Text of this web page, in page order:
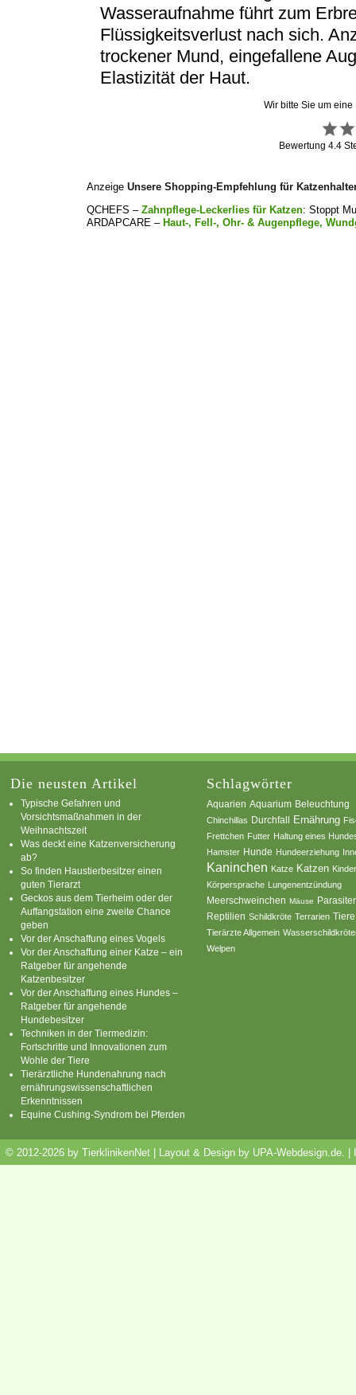
Wasseraufnahme führt zum
Flüssigkeitsverlust nach sich.
trockener Mund, eingefallene
Elastizität der Haut.
Wir bitte Sie um
Bewertung4.4
AnzeigeUnsere Shopping-Empfehlung für
QCHEFS –Zahnpflege-Leckerlies für Katzen: Stoppt
ARDAPCARE –Haut-, Fell-, Ohr- & Augenpflege,
Die neusten Artikel
Typische Gefahren und
Vorsichtsmaßnahmen in der
Weihnachtszeit
Was deckt eine Katzenversicherung
ab?
So finden Haustierbesitzer einen
guten Tierarzt
Geckos aus dem Tierheim oder der
Auffangstation eine zweite Chance
geben
Vor der Anschaffung eines Vogels
Vor der Anschaffung einer Katze – ein
Ratgeber für angehende
Katzenbesitzer
Vor der Anschaffung eines Hundes –
Ratgeber für angehende
Hundebesitzer
Techniken in der Tiermedizin:
Fortschritte und Innovationen zum
Wohle der Tiere
Tierärztliche Hundenahrung nach
ernährungswissenschaftlichen
Erkenntnissen
Equine Cushing-Syndrom bei Pferden
Schlagwörter
Aquarien Aquarium Beleuchtung
Chinchillas Durchfall Ernährung
Frettchen Futter Haltung eines
Hamster Hunde Hundeerziehung
Kaninchen Katze Katzen
Körpersprache Lungenentzündung
Meerschweinchen Mäuse
Reptilien Schildkröte Terrarien Tiere
Tierärzte Allgemein
Welpen
© 2012-2026 by TierklinikenNet | Layout & Design by UPA-Webdesign.de.